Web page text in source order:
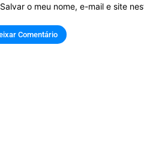
Salvar o meu nome, e-mail e site